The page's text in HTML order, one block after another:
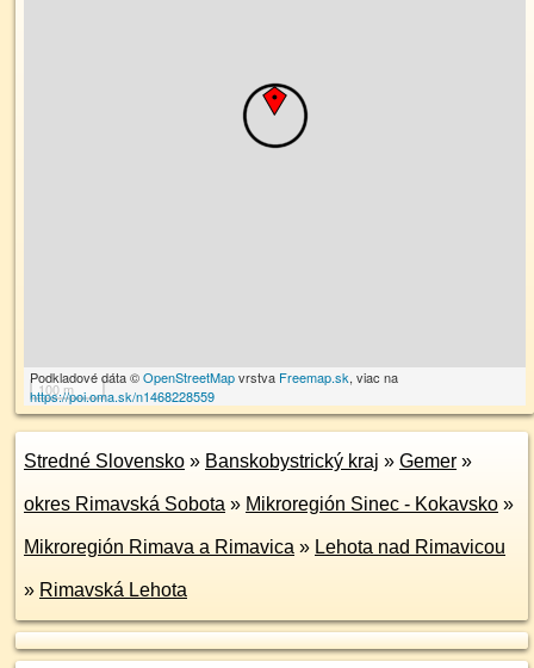
100 m
Podkladové dáta ©OpenStreetMapvrstva Freemap.sk, viac na
https://poi.oma.sk/n1468228559
Stredné Slovensko » Banskobystrický kraj » Gemer »
okres Rimavská Sobota » Mikroregión Sinec - Kokavsko »
Mikroregión Rimava a Rimavica » Lehota nad Rimavicou
» Rimavská Lehota